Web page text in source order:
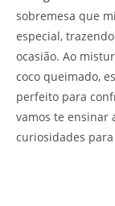
sobremesa que
especial,
ocasião. Ao
coco queimado,
perfeito para
vamos te ensinar
curiosidades